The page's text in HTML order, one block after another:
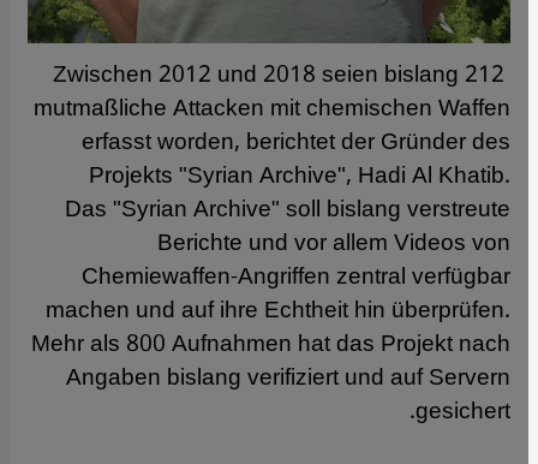
Zwischen 2012 und 2018 seien bislang 212
mutmaßliche Attacken mit chemischen Waffen
erfasst worden, berichtet der Gründer des
Projekts "Syrian Archive", Hadi Al Khatib.
Das "Syrian Archive" soll bislang verstreute
Berichte und vor allem Videos von
Chemiewaffen-Angriffen zentral verfügbar
machen und auf ihre Echtheit hin überprüfen.
Mehr als 800 Aufnahmen hat das Projekt nach
Angaben bislang verifiziert und auf Servern
gesichert.